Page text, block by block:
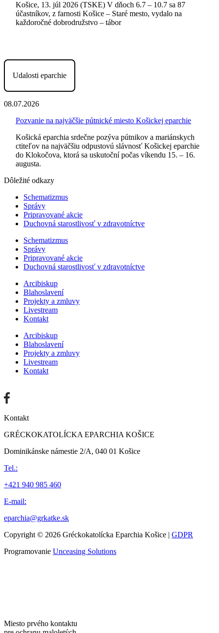
Košice, 13. júl 2026 (TSKE) V dňoch 6.7 – 10.7 sa 87
účastníkov, z farnosti Košice – Staré mesto, vydalo na
každoročné dobrodružstvo – tábor
Udalosti eparchie
08.07.2026
Pozvanie na najväčšie pútnické miesto Košickej eparchie
Košická eparchia srdečne pozýva pútnikov a mariánskych
ctiteľov na najväčšiu odpustovú slávnosť Košickej eparchie
do Klokočova, ktorá sa uskutoční počas víkendu 15. – 16.
augusta.
Dôležité odkazy
Schematizmus
Správy
Pripravované akcie
Duchovná starostlivosť v zdravotníctve
Schematizmus
Správy
Pripravované akcie
Duchovná starostlivosť v zdravotníctve
Arcibiskup
Blahoslavení
Projekty a zmluvy
Livestream
Kontakt
Arcibiskup
Blahoslavení
Projekty a zmluvy
Livestream
Kontakt
Kontakt
GRÉCKOKATOLÍCKA EPARCHIA KOŠICE
Dominikánske námestie 2/A, 040 01 Košice
Tel.:
+421 940 985 460
E-mail:
eparchia@grkatke.sk
Copyright © 2026 Gréckokatolícka Eparchia Košice | GDPR
Programovanie Unceasing Solutions
Miesto prvého kontaktu